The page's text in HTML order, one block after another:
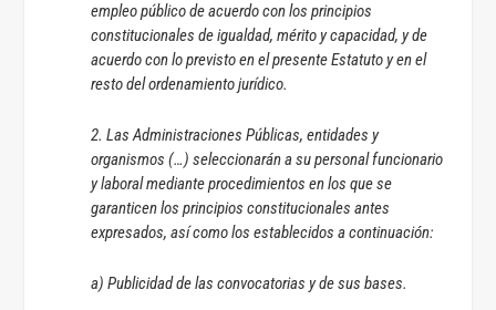
empleo público de acuerdo con los principios
constitucionales de igualdad, mérito y capacidad, y de
acuerdo con lo previsto en el presente Estatuto y en el
resto del ordenamiento jurídico.
2. Las Administraciones Públicas, entidades y
organismos (…) seleccionarán a su personal funcionario
y laboral mediante procedimientos en los que se
garanticen los principios constitucionales antes
expresados, así como los establecidos a continuación:
a) Publicidad de las convocatorias y de sus bases.